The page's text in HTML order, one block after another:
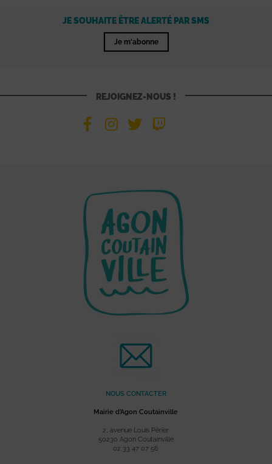
JE SOUHAITE ÊTRE ALERTÉ PAR SMS
Je m'abonne
REJOIGNEZ-NOUS !
NOUS CONTACTER
Mairie d’Agon Coutainville
2, avenue Louis Périer
50230 Agon Coutainville
02 33 47 07 56